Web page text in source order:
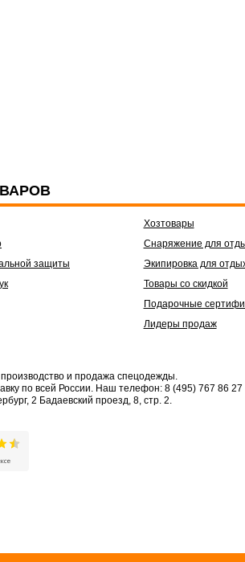
защиты
Хозтовары
Снаряжение для
Экипировка для
Товары со скидкой
Подарочные
Лидеры продаж
и продажа спецодежды.
по всей России. Наш телефон: 8 (495) 767 86 27
2 Бадаевский проезд, 8, стр. 2.